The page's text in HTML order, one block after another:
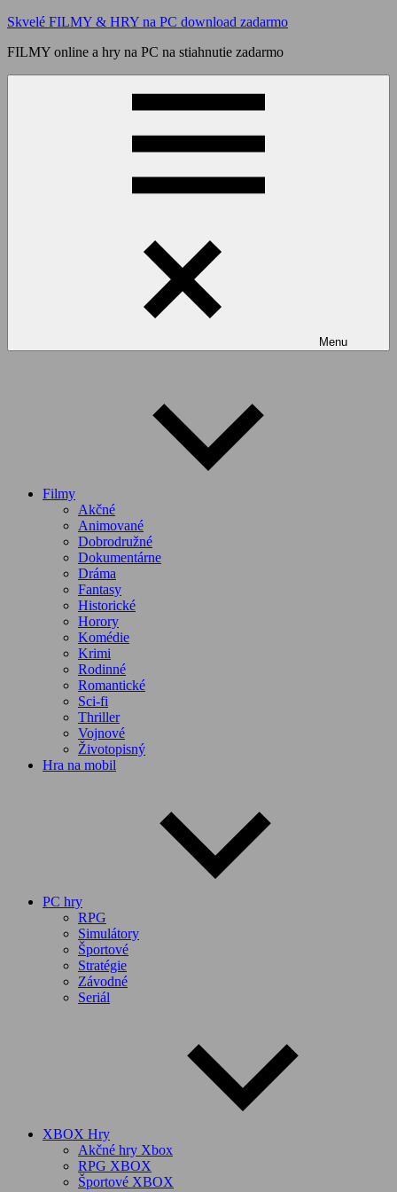
Skip
content
Skvelé FILMY & HRY na PC download zadarmo
FILMY online a hry na PC na stiahnutie zadarmo
Menu
Filmy
Akčné
Animované
Dobrodružné
Dokumentárne
Dráma
Fantasy
Historické
Horory
Komédie
Krimi
Rodinné
Romantické
Sci-fi
Thriller
Vojnové
Životopisný
Hra na mobil
PC hry
RPG
Simulátory
Športové
Stratégie
Závodné
Seriál
XBOX Hry
Akčné hry Xbox
RPG XBOX
Športové XBOX